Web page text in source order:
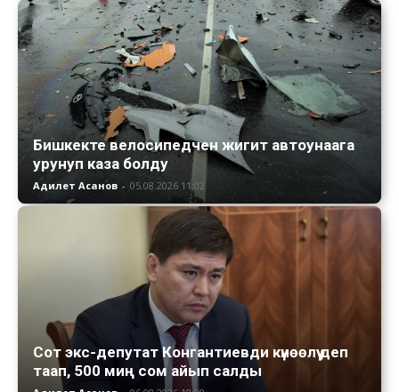
Бишкекте велосипедчен жигит автоунаага
урунуп каза болду
Адилет Асанов - 05.08.2026 11:02
Сот экс-депутат Конгантиевди күнөөлүү деп
таап, 500 миң сом айып салды